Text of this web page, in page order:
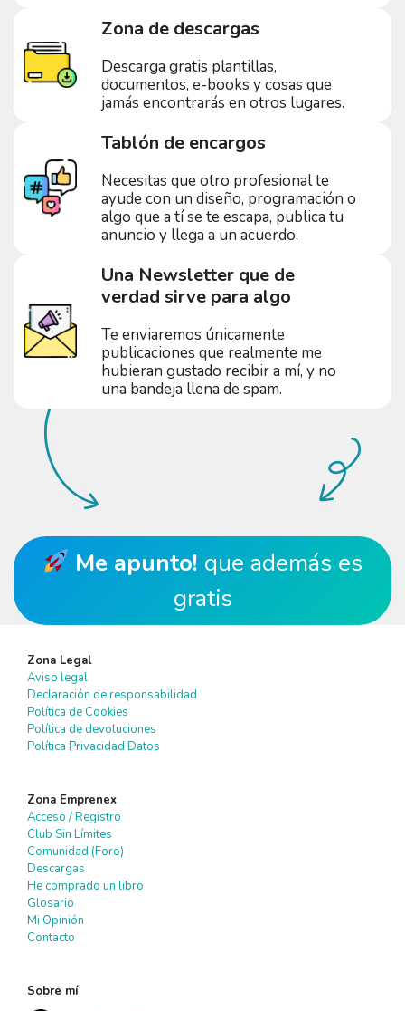
Zona de descargas
Descarga gratis plantillas,
documentos, e-books y cosas que
jamás encontrarás en otros lugares.
Tablón de encargos
Necesitas que otro profesional te
ayude con un diseño, programación o
algo que a tí se te escapa, publica tu
anuncio y llega a un acuerdo.
Una Newsletter que de
verdad sirve para algo
Te enviaremos únicamente
publicaciones que realmente me
hubieran gustado recibir a mí, y no
una bandeja llena de spam.
Me apunto! que además es
gratis
Zona Legal
Aviso legal
Declaración de responsabilidad
Política de Cookies
Política de devoluciones
Política Privacidad Datos
Zona Emprenex
Acceso / Registro
Club Sin Límites
Comunidad (Foro)
Descargas
He comprado un libro
Glosario
Mi Opinión
Contacto
Sobre mí